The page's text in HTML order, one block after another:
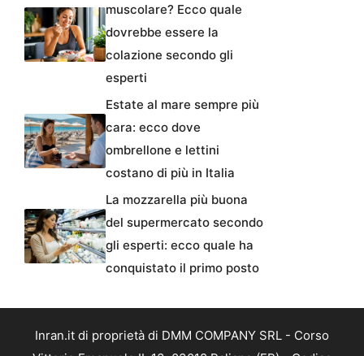
muscolare? Ecco quale
dovrebbe essere la
colazione secondo gli
esperti
Estate al mare sempre più
cara: ecco dove
ombrellone e lettini
costano di più in Italia
La mozzarella più buona
del supermercato secondo
gli esperti: ecco quale ha
conquistato il primo posto
Inran.it di proprietà di DMM COMPANY SRL - Corso